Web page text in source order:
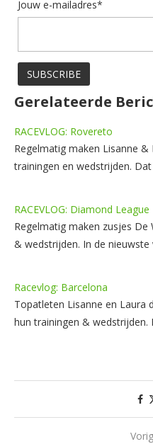
Jouw e-mailadres*
Gerelateerde
RACEVLOG: Rovereto
Regelmatig maken Lisanne
trainingen en wedstrijden.
RACEVLOG: Diamond League
Regelmatig maken zusjes
& wedstrijden. In de
Racevlog: Barcelona
Topatleten Lisanne en Laura
hun trainingen & wedstrijden.